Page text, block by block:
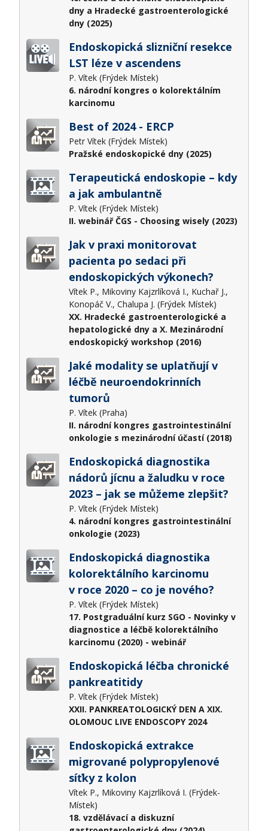
dny a Hradecké gastroenterologické
dny (2025)
Endoskopická slizniční resekce
LST léze v ascendens
P. Vítek (Frýdek Místek)
6. národní kongres o kolorektálním
karcinomu
Best of 2024 - ERCP
Petr Vítek (Frýdek Místek)
Pražské endoskopické dny (2025)
Terapeutická endoskopie – kdy
a jak ambulantně
P. Vítek (Frýdek Místek)
II. webinář ČGS - Choosing wisely (2023)
Jak v praxi monitorovat
pacienta po sedaci při
endoskopických výkonech?
Vítek P., Mikoviny Kajzrlíková I., Kuchař J.,
Konopáč V., Chalupa J. (Frýdek Místek)
XX. Hradecké gastroenterologické a
hepatologické dny a X. Mezinárodní
endoskopický workshop (2016)
Jaké modality se uplatňují v
léčbě neuroendokrinních
tumorů
P. Vítek (Praha)
II. národní kongres gastrointestinální
onkologie s mezinárodní účastí (2018)
Endoskopická diagnostika
nádorů jícnu a žaludku v roce
2023 – jak se můžeme zlepšit?
P. Vítek (Frýdek Místek)
4. národní kongres gastrointestinální
onkologie (2023)
Endoskopická diagnostika
kolorektálního karcinomu
v roce 2020 – co je nového?
P. Vítek (Frýdek Místek)
17. Postgraduální kurz SGO - Novinky v
diagnostice a léčbě kolorektálního
karcinomu (2020) - webinář
Endoskopická léčba chronické
pankreatitidy
P. Vítek (Frýdek Místek)
XXII. PANKREATOLOGICKÝ DEN A XIX.
OLOMOUC LIVE ENDOSCOPY 2024
Endoskopická extrakce
migrované polypropylenové
síťky z kolon
Vítek P., Mikoviny Kajzrlíková I. (Frýdek-
Místek)
18. vzdělávací a diskuzní